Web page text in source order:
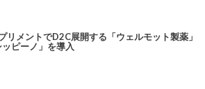
リメントでD2C展開する「ウェルモット製薬」
ピーノ」を導入